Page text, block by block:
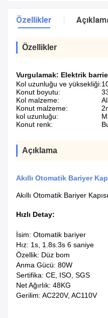
Özellikler
Özellikler
Vurgulamak: Elektrik
Kol uzunluğu ve yüksekliği:
Konut boyutu:
Kol malzeme:
Konut malzeme:
kol uzunluğu:
Konut renk:
Açıklama
Akıllı Otomatik Bariyer
Akıllı Otomatik Bariyer
Hızlı Detay:
İsim: Otomatik bariyer
Hız: 1s, 1.8s.3s 6 saniye
Özellik: Düz bom
Anma Gücü: 80W
Sertifika: CE, ISO, SGS
Net Ağırlık: 48KG
Gerilim: AC220V, AC110V